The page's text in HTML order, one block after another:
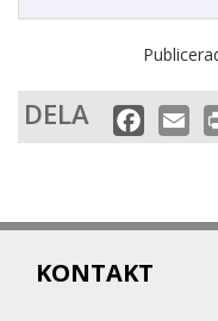
DELA
a
o
m
KONTAKT